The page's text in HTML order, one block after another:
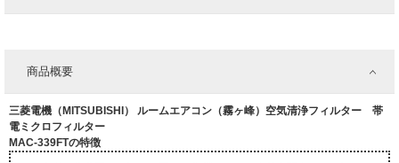
商品概要
三菱電機（MITSUBISHI） ルームエアコン（霧ヶ峰）空気清浄フィルター 帯
電ミクロフィルター
MAC-339FTの特徴